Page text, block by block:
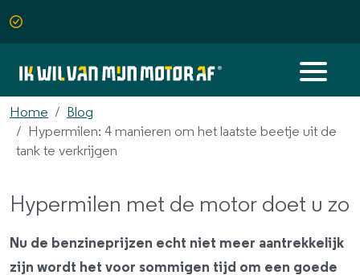
Home
Blog
Hypermilen: 4 manieren om het laatste beetje uit de
tank te verkrijgen
Hypermilen met de motor doet u zo
Nu de benzineprijzen echt niet meer aantrekkelijk
zijn wordt het voor sommigen tijd om een goede